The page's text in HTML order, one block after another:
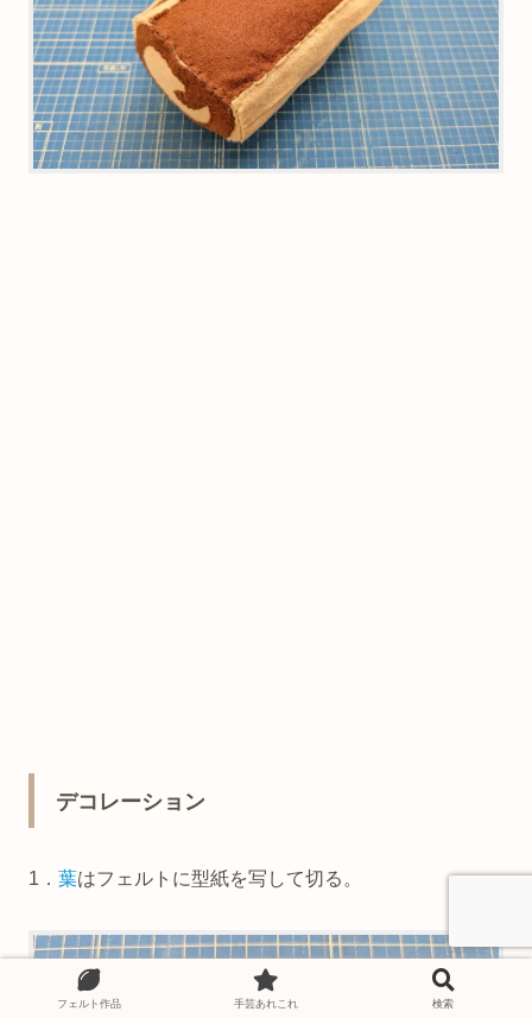
デコレーション
1． 葉はフェルトに型紙を写して切る。
フェルト作品 手芸あれこれ 検索